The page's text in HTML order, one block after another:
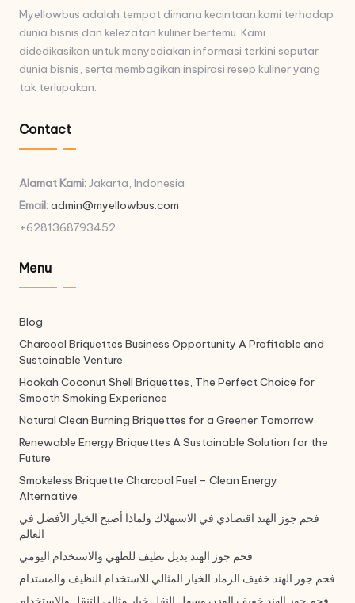
Myellowbus adalah tempat dimana kecintaan kami terhadap
dunia bisnis dan kelezatan kuliner bertemu. Kami
didedikasikan untuk menyediakan informasi terkini seputar
dunia bisnis, serta membagikan inspirasi resep kuliner yang
tak terlupakan.
Contact
Alamat Kami:Jakarta, Indonesia
Email:admin@myellowbus.com
+6281368793452
Menu
Blog
Charcoal Briquettes Business Opportunity A Profitable and
Sustainable Venture
Hookah Coconut Shell Briquettes, The Perfect Choice for
Smooth Smoking Experience
Natural Clean Burning Briquettes for a Greener Tomorrow
Renewable Energy Briquettes A Sustainable Solution for the
Future
Smokeless Briquette Charcoal Fuel – Clean Energy
Alternative
فحم جوز الهند اقتصادي في الاستهلاك ولماذا أصبح الخيار الأفضل في
العالم
فحم جوز الهند بديل نظيف للطهي والاستخدام اليومي
فحم جوز الهند خفيف الرماد الخيار المثالي للاستخدام النظيف والمستدام